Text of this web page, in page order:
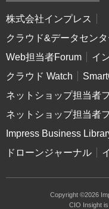
株式会社インプレス
クラウド&データセン
Web担当者Forum
イ
クラウド Watch
ネットショップ担当者
ネットショップ担当者
Impress Business
ドローンジャーナル
Copyright ©2026
CIO Insight